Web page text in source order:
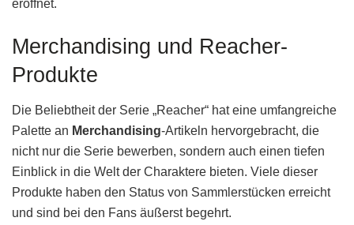
eröffnet.
Merchandising und Reacher-
Produkte
Die Beliebtheit der Serie „Reacher“ hat eine umfangreiche
Palette an Merchandising-Artikeln hervorgebracht, die
nicht nur die Serie bewerben, sondern auch einen tiefen
Einblick in die Welt der Charaktere bieten. Viele dieser
Produkte haben den Status von Sammlerstücken erreicht
und sind bei den Fans äußerst begehrt.